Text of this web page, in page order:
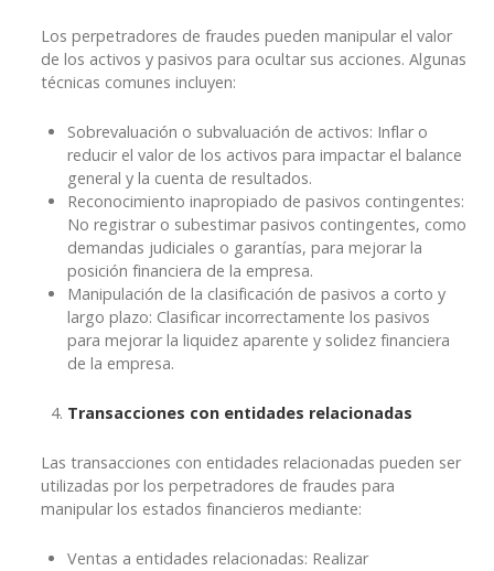
Los perpetradores de fraudes pueden manipular el valor
de los activos y pasivos para ocultar sus acciones. Algunas
técnicas comunes incluyen:
Sobrevaluación o subvaluación de activos: Inflar o
reducir el valor de los activos para impactar el balance
general y la cuenta de resultados.
Reconocimiento inapropiado de pasivos contingentes:
No registrar o subestimar pasivos contingentes, como
demandas judiciales o garantías, para mejorar la
posición financiera de la empresa.
Manipulación de la clasificación de pasivos a corto y
largo plazo: Clasificar incorrectamente los pasivos
para mejorar la liquidez aparente y solidez financiera
de la empresa.
Transacciones con entidades relacionadas
Las transacciones con entidades relacionadas pueden ser
utilizadas por los perpetradores de fraudes para
manipular los estados financieros mediante:
Ventas a entidades relacionadas: Realizar